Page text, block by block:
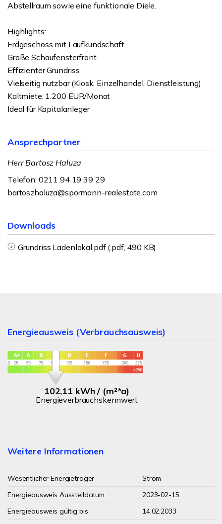
Abstellraum sowie eine funktionale Diele.
Highlights:
Erdgeschoss mit Laufkundschaft
Große Schaufensterfront
Effizienter Grundriss
Vielseitig nutzbar (Kiosk, Einzelhandel, Dienstleistung)
Kaltmiete: 1.200 EUR/Monat
Ideal für Kapitalanleger
Ansprechpartner
Herr Bartosz Haluza
Telefon: 0211 94 19 39 29
bartoszhaluza@spormann-realestate.com
Downloads
Grundriss Ladenlokal.pdf (.pdf, 490 KB)
Energieausweis (Verbrauchsausweis)
102,11 kWh / (m²*a)
Energieverbrauchskennwert
Weitere Informationen
Wesentlicher Energieträger
Strom
Energieausweis Ausstelldatum
2023-02-15
Energieausweis gültig bis
14.02.2033